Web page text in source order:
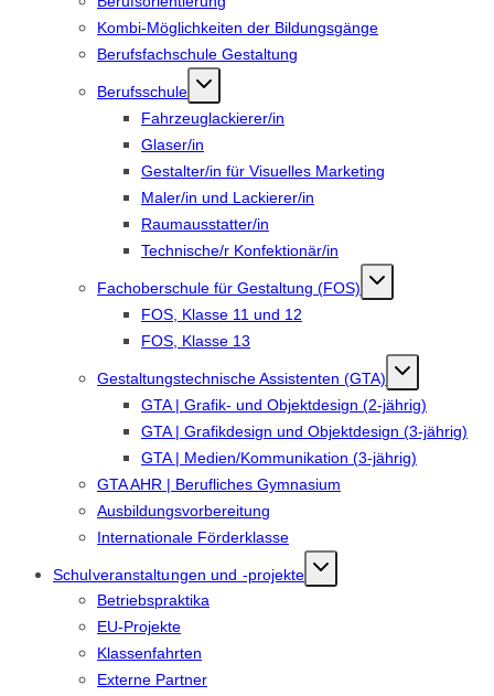
Kombi-Möglichkeiten der Bildungsgänge
Berufsfachschule Gestaltung
Berufsschule
Fahrzeuglackierer/in
Glaser/in
Gestalter/in für Visuelles Marketing
Maler/in und Lackierer/in
Raumausstatter/in
Technische/r Konfektionär/in
Fachoberschule für Gestaltung (FOS)
FOS, Klasse 11 und 12
FOS, Klasse 13
Gestaltungstechnische Assistenten (GTA)
GTA | Grafik- und Objektdesign (2-jährig)
GTA | Grafikdesign und Objektdesign (3-jährig)
GTA | Medien/Kommunikation (3-jährig)
GTA AHR | Berufliches Gymnasium
Ausbildungsvorbereitung
Internationale Förderklasse
Schulveranstaltungen und -projekte
Betriebspraktika
EU-Projekte
Klassenfahrten
Externe Partner